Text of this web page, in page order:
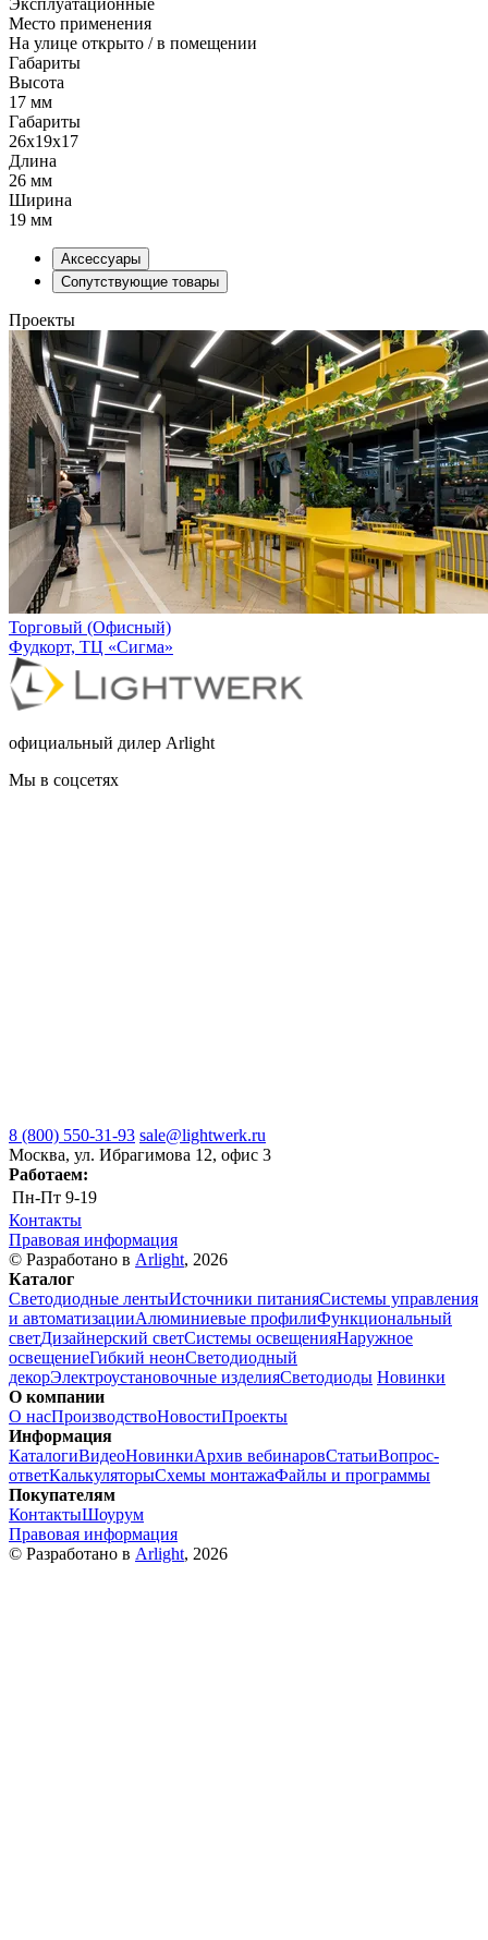
Место применения
На улице открыто / в помещении
Габариты
Высота
17 мм
Габариты
26x19x17
Длина
26 мм
Ширина
19 мм
Аксессуары
Сопутствующие товары
Проекты
Торговый (Офисный)
Фудкорт, ТЦ «Сигма»
официальный дилер Arlight
Мы в соцсетях
8 (800) 550-31-93 sale@lightwerk.ru
Москва, ул. Ибрагимова 12, офис 3
Работаем:
Пн-Пт 9-19
Контакты
Правовая информация
© Разработано в Arlight, 2026
Каталог
Светодиодные лентыИсточники питанияСистемы управления
и автоматизацииАлюминиевые профилиФункциональный
светДизайнерский светСистемы освещенияНаружное
освещениеГибкий неонСветодиодный
декорЭлектроустановочные изделияСветодиоды Новинки
О компании
О насПроизводствоНовостиПроекты
Информация
КаталогиВидеоНовинкиАрхив вебинаровСтатьиВопрос-
ответКалькуляторыСхемы монтажаФайлы и программы
Покупателям
КонтактыШоурум
Правовая информация
© Разработано в Arlight, 2026